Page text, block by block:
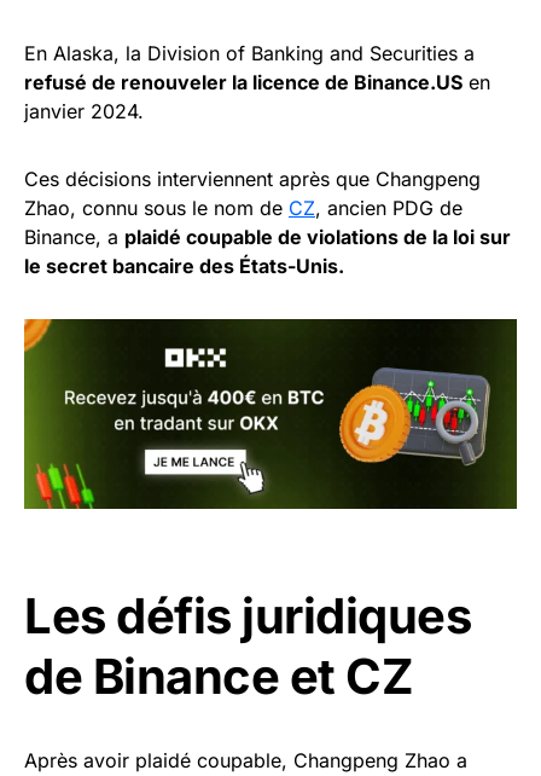
En Alaska, la Division of Banking and Securities a
refusé de renouveler la licence de Binance.US en
janvier 2024.
Ces décisions interviennent après que Changpeng
Zhao, connu sous le nom de CZ, ancien PDG de
Binance, a plaidé coupable de violations de la loi sur
le secret bancaire des États-Unis.
Les défis juridiques
de Binance et CZ
Après avoir plaidé coupable, Changpeng Zhao a